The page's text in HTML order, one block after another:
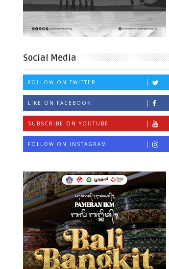
Social Media
FOLLOW ON TWITTER
LIKE ON FACEBOOK
SUBSCRIBE ON YOUTUBE
FOLLOW ON INSTAGRAM